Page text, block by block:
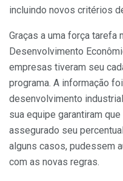
incluindo novos critérios
Graças a uma força tarefa
Desenvolvimento
empresas tiveram seu
programa. A informação
desenvolvimento
sua equipe garantiram
assegurado seu
alguns casos, pudessem
com as novas regras.